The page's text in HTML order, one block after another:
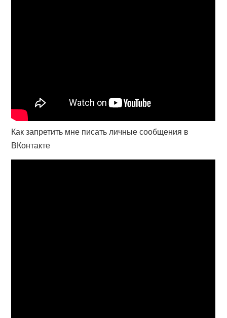
Как запретить мне писать личные сообщения в
ВКонтакте